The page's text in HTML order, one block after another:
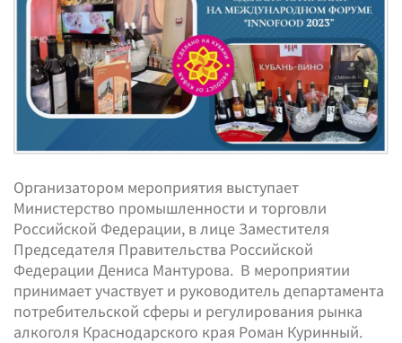
Организатором мероприятия выступает
Министерство промышленности и торговли
Российской Федерации, в лице Заместителя
Председателя Правительства Российской
Федерации Дениса Мантурова. В мероприятии
принимает участвует и руководитель департамента
потребительской сферы и регулирования рынка
алкоголя Краснодарского края Роман Куринный.